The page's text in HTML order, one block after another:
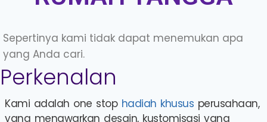
Sepertinya kami tidak dapat menemukan apa
yang Anda cari.
Perkenalan
Kami adalah one stop hadiah khusus perusahaan,
yang menawarkan desain, kustomisasi yang